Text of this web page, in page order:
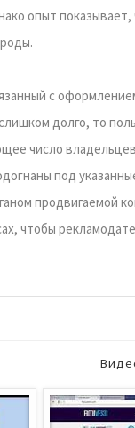
опыт
с
долго, то
число
под
продвигаемой
чтобы